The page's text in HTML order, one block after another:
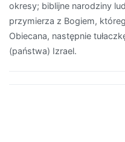
okresy; biblijne narodziny
przymierza z Bogiem,
Obiecana, następnie
(państwa) Izrael.